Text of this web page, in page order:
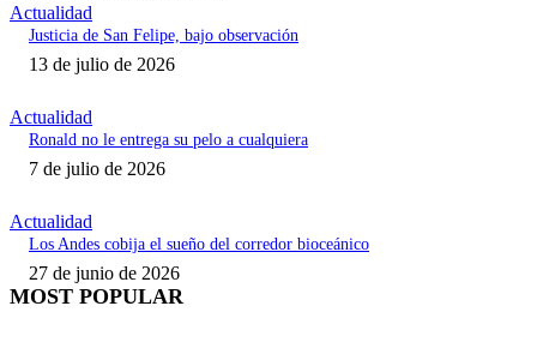
Actualidad
Justicia de San Felipe, bajo observación
13 de julio de 2026
Actualidad
Ronald no le entrega su pelo a cualquiera
7 de julio de 2026
Actualidad
Los Andes cobija el sueño del corredor bioceánico
27 de junio de 2026
MOST POPULAR